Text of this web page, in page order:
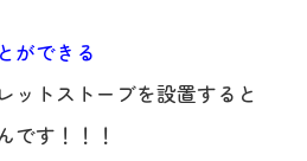
ができる
ットストーブを設置すると
です！！！